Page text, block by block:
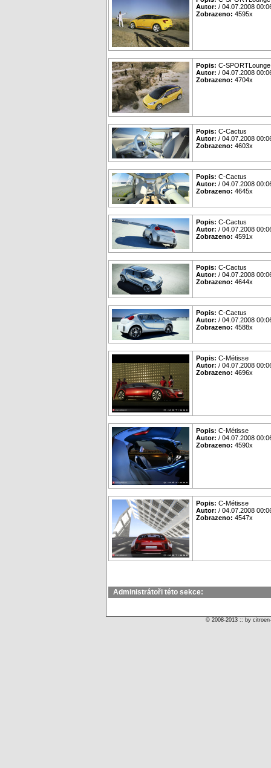
Autor: / 04.07.2008
Zobrazeno: 4595x
Popis: C-SPORTLounge
Autor: / 04.07.2008
Zobrazeno: 4704x
Popis: C-Cactus
Autor: / 04.07.2008
Zobrazeno: 4603x
Popis: C-Cactus
Autor: / 04.07.2008
Zobrazeno: 4645x
Popis: C-Cactus
Autor: / 04.07.2008
Zobrazeno: 4591x
Popis: C-Cactus
Autor: / 04.07.2008
Zobrazeno: 4644x
Popis: C-Cactus
Autor: / 04.07.2008
Zobrazeno: 4588x
Popis: C-Métisse
Autor: / 04.07.2008
Zobrazeno: 4696x
Popis: C-Métisse
Autor: / 04.07.2008
Zobrazeno: 4590x
Popis: C-Métisse
Autor: / 04.07.2008
Zobrazeno: 4547x
Administrátoři této sekce:
© 2008-2013 :: by